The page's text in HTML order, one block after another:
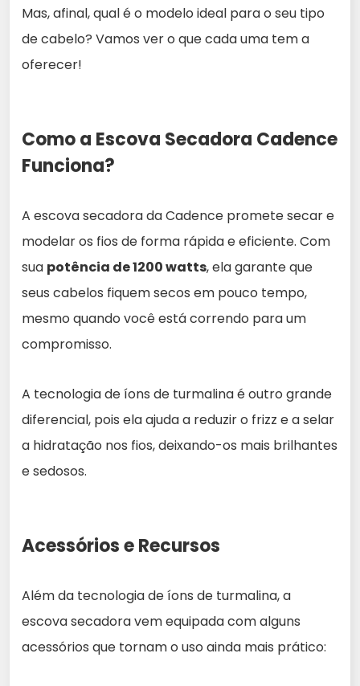
Mas, afinal, qual é o modelo ideal para o seu tipo
de cabelo? Vamos ver o que cada uma tem a
oferecer!
Como a Escova Secadora Cadence
Funciona?
A escova secadora da Cadence promete secar e
modelar os fios de forma rápida e eficiente. Com
sua potência de 1200 watts, ela garante que
seus cabelos fiquem secos em pouco tempo,
mesmo quando você está correndo para um
compromisso.
A tecnologia de íons de turmalina é outro grande
diferencial, pois ela ajuda a reduzir o frizz e a selar
a hidratação nos fios, deixando-os mais brilhantes
e sedosos.
Acessórios e Recursos
Além da tecnologia de íons de turmalina, a
escova secadora vem equipada com alguns
acessórios que tornam o uso ainda mais prático: